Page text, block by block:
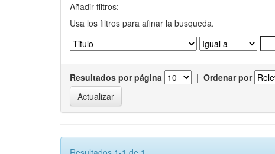
Añadir filtros:
Usa los filtros para afinar la busqueda.
Resultados por página | Ordenar por